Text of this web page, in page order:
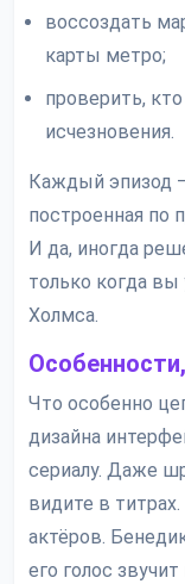
воссоздать
карты метро;
проверить,
исчезновения.
Каждый эпизод
построенная по
И да, иногда
только когда
Холмса.
Что особенно
дизайна
сериалу. Даже
видите в
актёров.
его голос